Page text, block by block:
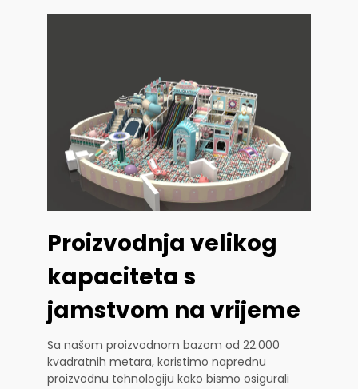
Proizvodnja velikog
kapaciteta s
jamstvom na vrijeme
Sa našom proizvodnom bazom od 22.000
kvadratnih metara, koristimo naprednu
proizvodnu tehnologiju kako bismo osigurali